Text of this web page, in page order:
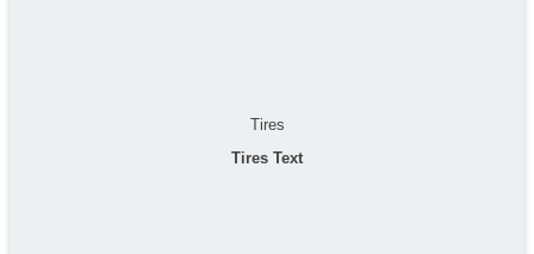
Tires
Tires Text